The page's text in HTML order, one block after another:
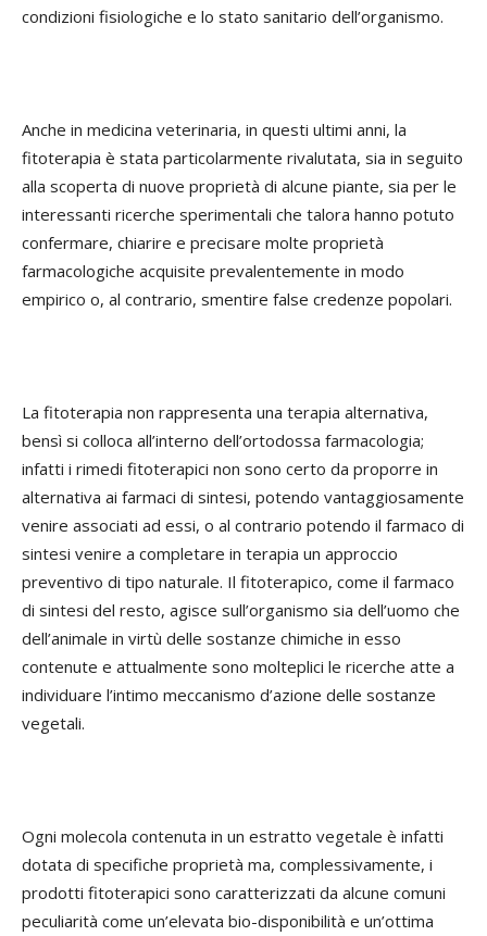
condizioni fisiologiche e lo stato sanitario dell’organismo.
Anche in medicina veterinaria, in questi ultimi anni, la
fitoterapia è stata particolarmente rivalutata, sia in seguito
alla scoperta di nuove proprietà di alcune piante, sia per le
interessanti ricerche sperimentali che talora hanno potuto
confermare, chiarire e precisare molte proprietà
farmacologiche acquisite prevalentemente in modo
empirico o, al contrario, smentire false credenze popolari.
La fitoterapia non rappresenta una terapia alternativa,
bensì si colloca all’interno dell’ortodossa farmacologia;
infatti i rimedi fitoterapici non sono certo da proporre in
alternativa ai farmaci di sintesi, potendo vantaggiosamente
venire associati ad essi, o al contrario potendo il farmaco di
sintesi venire a completare in terapia un approccio
preventivo di tipo naturale. Il fitoterapico, come il farmaco
di sintesi del resto, agisce sull’organismo sia dell’uomo che
dell’animale in virtù delle sostanze chimiche in esso
contenute e attualmente sono molteplici le ricerche atte a
individuare l’intimo meccanismo d’azione delle sostanze
vegetali.
Ogni molecola contenuta in un estratto vegetale è infatti
dotata di specifiche proprietà ma, complessivamente, i
prodotti fitoterapici sono caratterizzati da alcune comuni
peculiarità come un’elevata bio-disponibilità e un’ottima